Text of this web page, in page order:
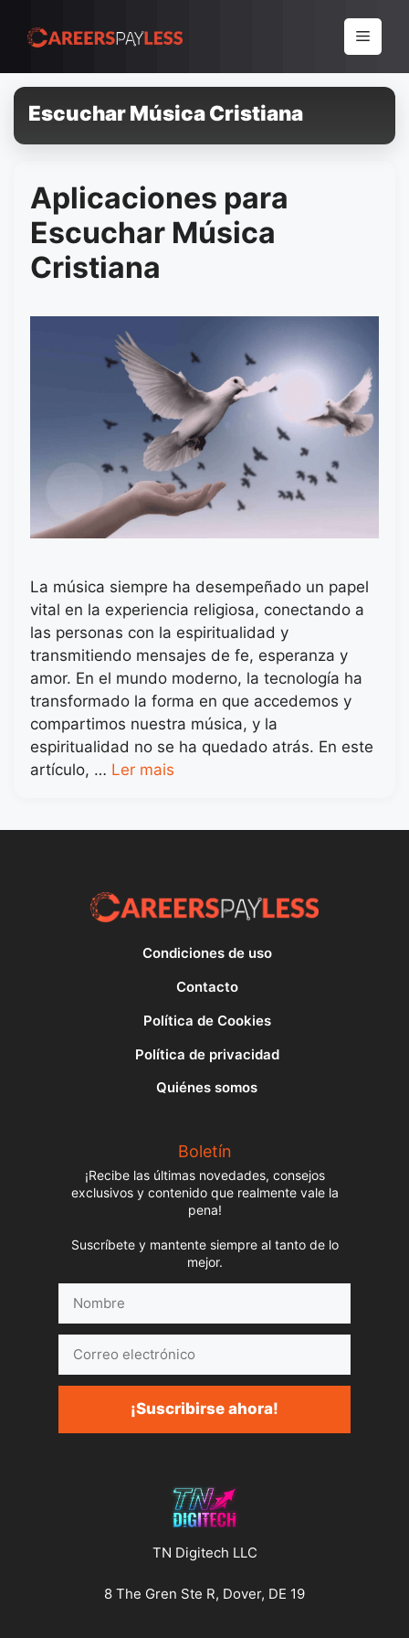
para
conteúdo
Menu
Escuchar Música Cristiana
Aplicaciones para
Escuchar Música
Cristiana
La música siempre ha desempeñado un papel
vital en la experiencia religiosa, conectando a
las personas con la espiritualidad y
transmitiendo mensajes de fe, esperanza y
amor. En el mundo moderno, la tecnología ha
transformado la forma en que accedemos y
compartimos nuestra música, y la
espiritualidad no se ha quedado atrás. En este
artículo, … Ler mais
Condiciones de uso
Contacto
Política de Cookies
Política de privacidad
Quiénes somos
Boletín
¡Recibe las últimas novedades, consejos
exclusivos y contenido que realmente vale la
pena!
Suscríbete y mantente siempre al tanto de lo
mejor.
electrónico
¡Suscribirse ahora!
TN Digitech LLC
8 The Gren Ste R, Dover, DE 19